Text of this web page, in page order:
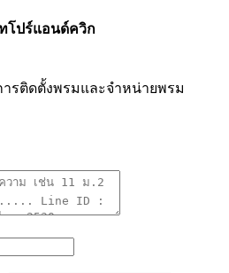
โปร์แอนด์ควิก
ารติดตั้งพรมและจำหน่ายพรม